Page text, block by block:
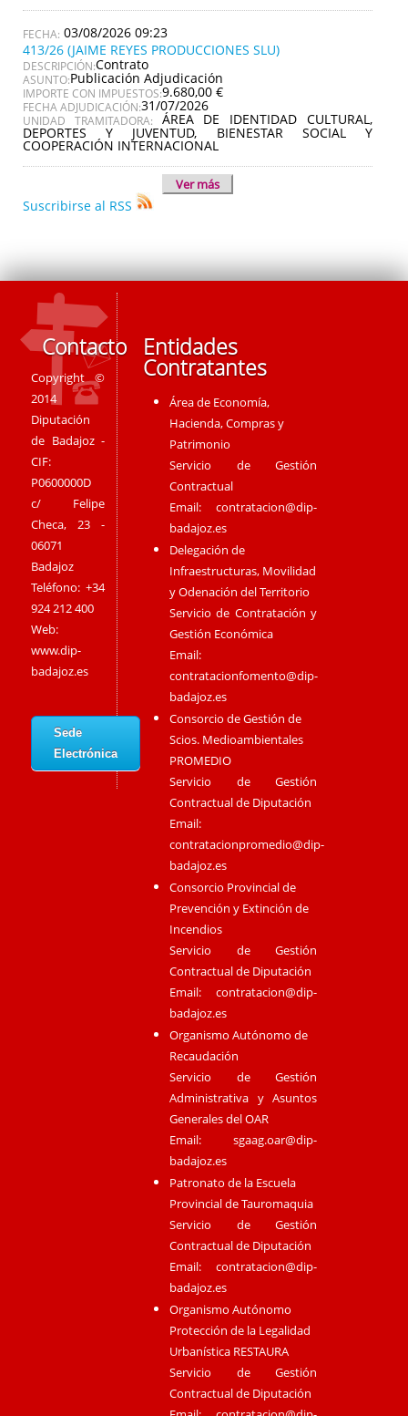
03/08/2026 09:23
413/26 (JAIME REYES PRODUCCIONES SLU)
DESCRIPCIÓN:Contrato
ASUNTO:Publicación Adjudicación
IMPORTE CON IMPUESTOS:9.680,00 €
FECHA ADJUDICACIÓN:31/07/2026
UNIDAD TRAMITADORA: ÁREA DE IDENTIDAD CULTURAL,
DEPORTES Y JUVENTUD, BIENESTAR SOCIAL Y
COOPERACIÓN INTERNACIONAL
Ver más
Suscribirse al RSS
Contacto
Copyright ©
2014
Diputación
de Badajoz -
CIF:
P0600000D
c/ Felipe
Checa, 23 -
06071
Badajoz
Teléfono: +34
924 212 400
Web:
www.dip-
badajoz.es
Sede
Electrónica
Entidades
Contratantes
Área de Economía,
Hacienda, Compras y
Patrimonio
Servicio de Gestión
Contractual
Email:contratacion@dip-
badajoz.es
Delegación de
Infraestructuras, Movilidad
y Odenación del Territorio
Servicio de Contratación y
Gestión Económica
Email:
contratacionfomento@dip-
badajoz.es
Consorcio de Gestión de
Scios. Medioambientales
PROMEDIO
Servicio de Gestión
Contractual de Diputación
Email:
contratacionpromedio@dip-
badajoz.es
Consorcio Provincial de
Prevención y Extinción de
Incendios
Servicio de Gestión
Contractual de Diputación
Email:contratacion@dip-
badajoz.es
Organismo Autónomo de
Recaudación
Servicio de Gestión
Administrativa y Asuntos
Generales del OAR
Email:sgaag.oar@dip-
badajoz.es
Patronato de la Escuela
Provincial de Tauromaquia
Servicio de Gestión
Contractual de Diputación
Email:contratacion@dip-
badajoz.es
Organismo Autónomo
Protección de la Legalidad
Urbanística RESTAURA
Servicio de Gestión
Contractual de Diputación